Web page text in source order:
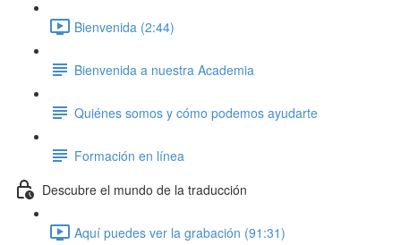
Bienvenida (2:44)
Bienvenida a nuestra Academia
Quiénes somos y cómo podemos ayudarte
Formación en línea
Descubre el mundo de la traducción
Aquí puedes ver la grabación (91:31)